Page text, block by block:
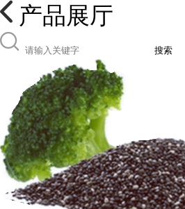
产品展厅
搜索